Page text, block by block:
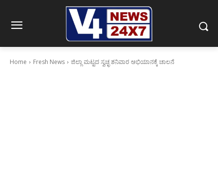
Home Fresh News ಜಿಲ್ಲಾ ಮಟ್ಟದ ಸ್ವಚ್ಛ ಶನಿವಾರ ಅಭಿಯಾನಕ್ಕೆ ಚಾಲನೆ